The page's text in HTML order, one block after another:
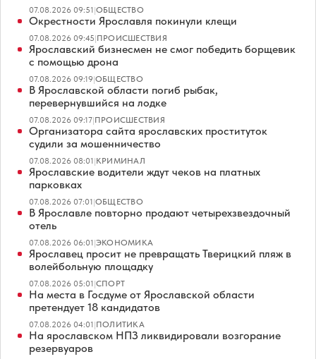
07.08.2026 09:51|ОБЩЕСТВО
Окрестности Ярославля покинули клещи
07.08.2026 09:45|ПРОИСШЕСТВИЯ
Ярославский бизнесмен не смог победить борщевик
с помощью дрона
07.08.2026 09:19|ОБЩЕСТВО
В Ярославской области погиб рыбак,
перевернувшийся на лодке
07.08.2026 09:17|ПРОИСШЕСТВИЯ
Организатора сайта ярославских проституток
судили за мошенничество
07.08.2026 08:01|КРИМИНАЛ
Ярославские водители ждут чеков на платных
парковках
07.08.2026 07:01|ОБЩЕСТВО
В Ярославле повторно продают четырехзвездочный
отель
07.08.2026 06:01|ЭКОНОМИКА
Ярославец просит не превращать Тверицкий пляж в
волейбольную площадку
07.08.2026 05:01|СПОРТ
На места в Госдуме от Ярославской области
претендует 18 кандидатов
07.08.2026 04:01|ПОЛИТИКА
На ярославском НПЗ ликвидировали возгорание
резервуаров